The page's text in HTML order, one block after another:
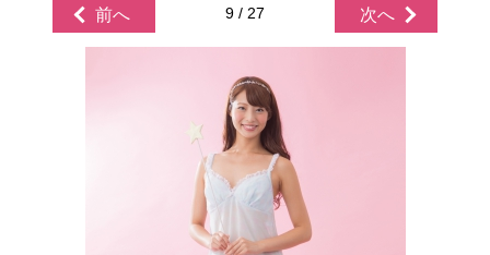
前へ 9 / 27 次へ